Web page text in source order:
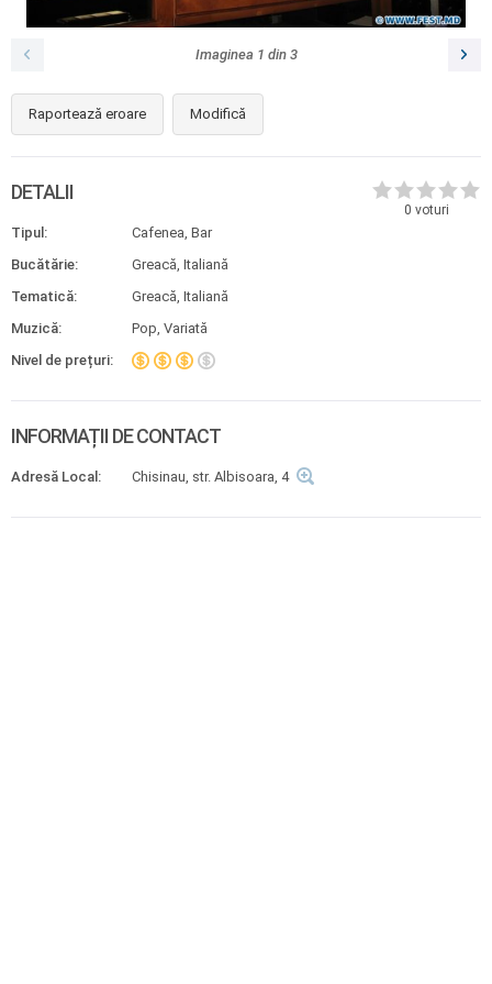
Imaginea 1 din 3
Raportează eroare Modifică
0 voturi
DETALII
Tipul:
Cafenea, Bar
Bucătărie:
Greacă, Italiană
Tematică:
Greacă, Italiană
Muzică:
Pop, Variată
Nivel de prețuri:
INFORMAȚII DE CONTACT
Adresă Local: Chisinau, str. Albisoara, 4